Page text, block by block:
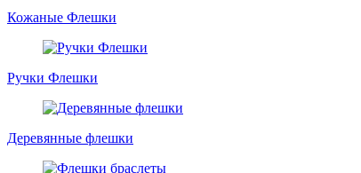
Кожаные Флешки
Ручки Флешки
Деревянные флешки